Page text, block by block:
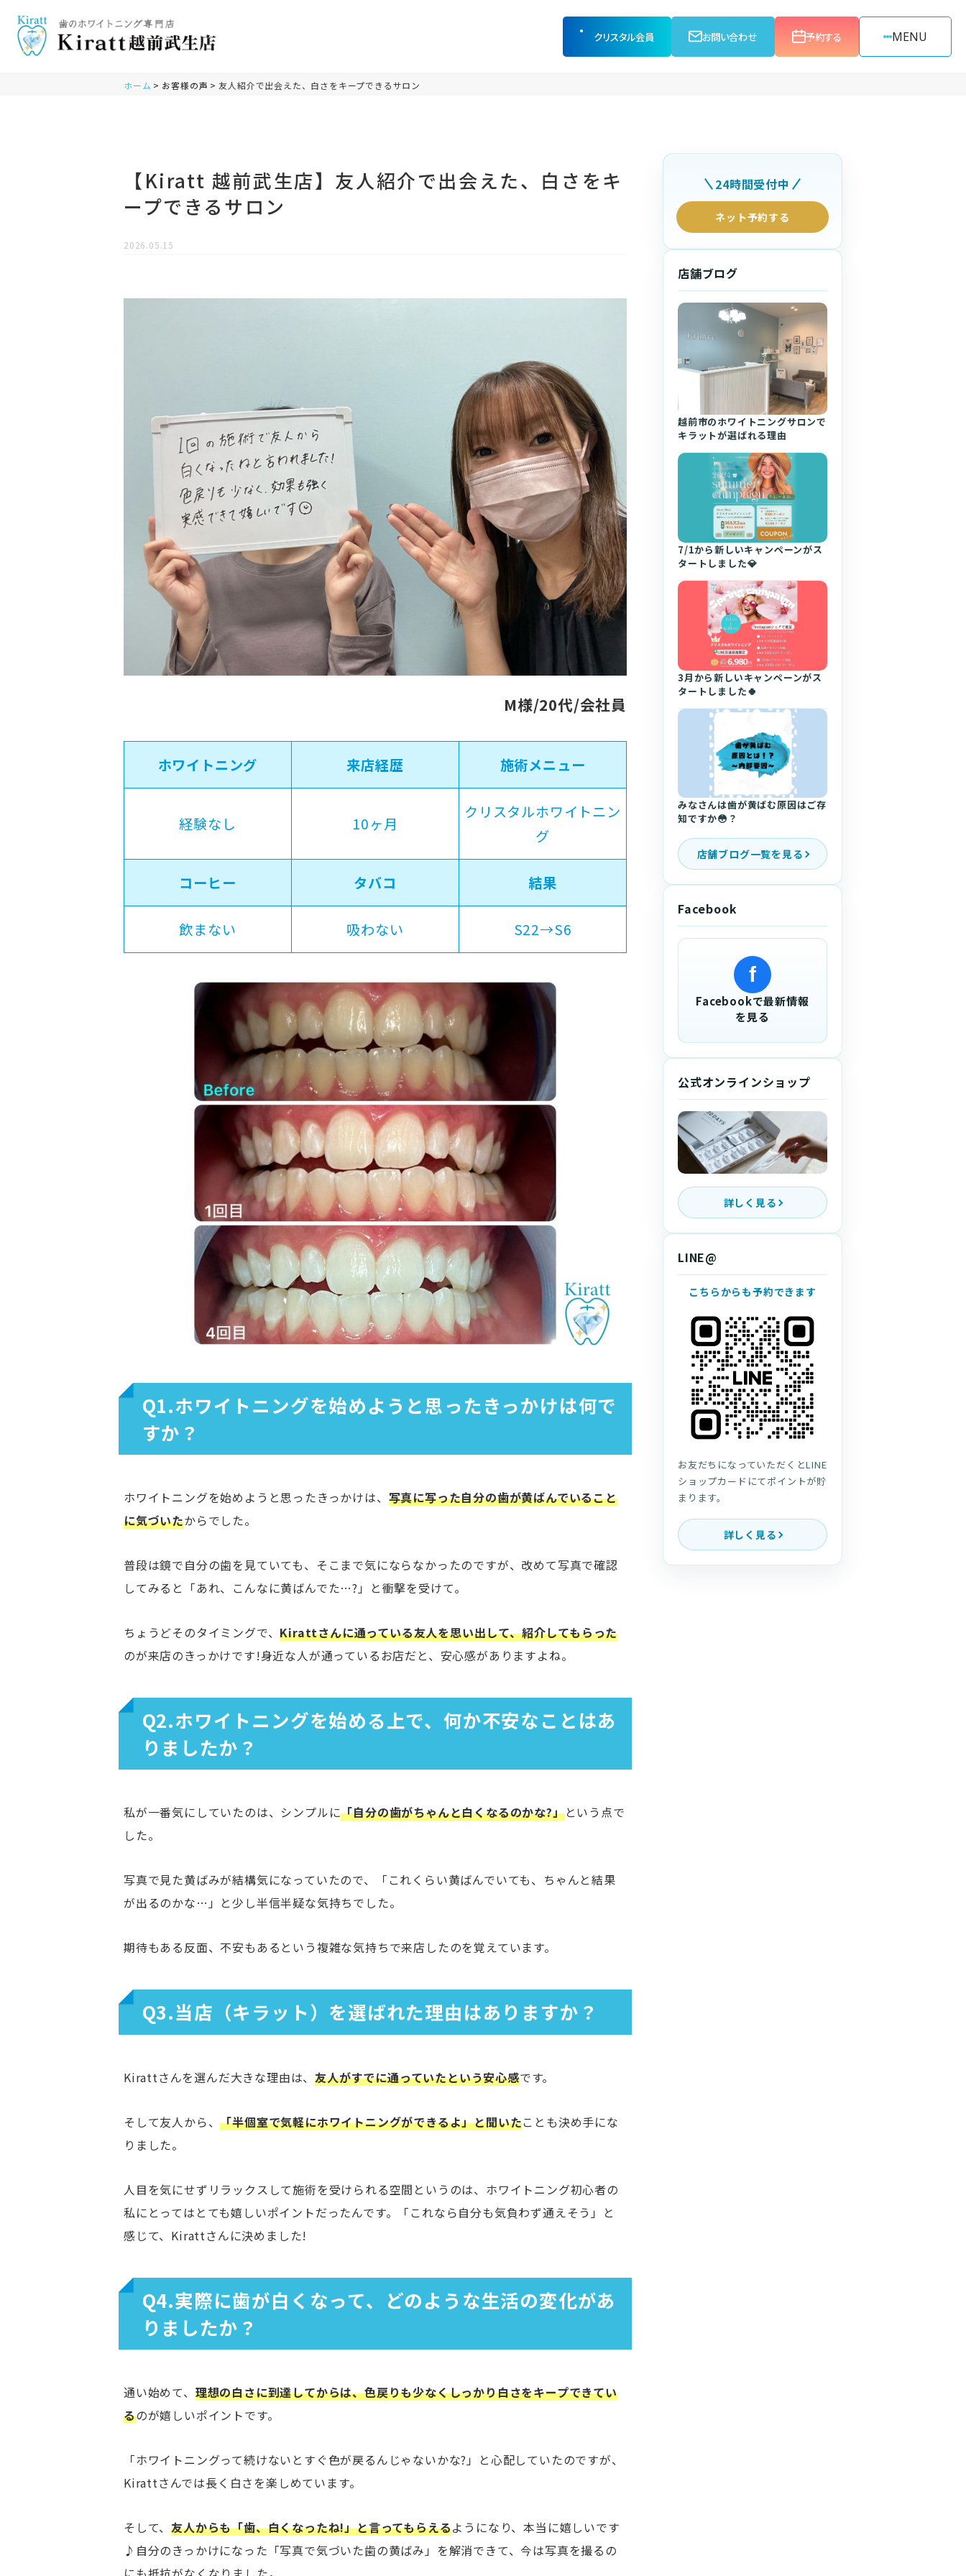
クリスタル会員 お問い合わせ 予約する MENU
ホーム お客様の声 友人紹介で出会えた、白さをキープできるサロン
【Kiratt 越前武生店】友人紹介で出会えた、白さをキ
ープできるサロン
2026.05.15
M様/20代/会社員
ホワイトニング 来店経歴 施術メニュー
経験なし 10ヶ月
クリスタルホワイトニン
グ
コーヒー タバコ 結果
飲まない 吸わない S22→S6
Q1.ホワイトニングを始めようと思ったきっかけは何で
すか？
ホワイトニングを始めようと思ったきっかけは、 写真に写った自分の歯が黄ばんでいること
に気づいたからでした。
普段は鏡で自分の歯を見ていても、そこまで気にならなかったのですが、改めて写真で確認
してみると「あれ、こんなに黄ばんでた…?」と衝撃を受けて。
ちょうどそのタイミングで、Kirattさんに通っている友人を思い出して、紹介してもらった
のが来店のきっかけです!身近な人が通っているお店だと、安心感がありますよね。
Q2.ホワイトニングを始める上で、何か不安なことはあ
りましたか？
私が一番気にしていたのは、シンプルに「自分の歯がちゃんと白くなるのかな?」という点で
した。
写真で見た黄ばみが結構気になっていたので、「これくらい黄ばんでいても、ちゃんと結果
が出るのかな…」と少し半信半疑な気持ちでした。
期待もある反面、不安もあるという複雑な気持ちで来店したのを覚えています。
Q3.当店（キラット）を選ばれた理由はありますか？
Kirattさんを選んだ大きな理由は、友人がすでに通っていたという安心感です。
そして友人から、「半個室で気軽にホワイトニングができるよ」と聞いたことも決め手にな
りました。
人目を気にせずリラックスして施術を受けられる空間というのは、ホワイトニング初心者の
私にとってはとても嬉しいポイントだったんです。「これなら自分も気負わず通えそう」と
感じて、Kirattさんに決めました!
Q4.実際に歯が白くなって、どのような生活の変化があ
りましたか？
通い始めて、 理想の白さに到達してからは、色戻りも少なくしっかり白さをキープできてい
るのが嬉しいポイントです。
「ホワイトニングって続けないとすぐ色が戻るんじゃないかな?」と心配していたのですが、
Kirattさんでは長く白さを楽しめています。
そして、友人からも「歯、白くなったね!」と言ってもらえるようになり、本当に嬉しいです
♪自分のきっかけになった「写真で気づいた歯の黄ばみ」を解消できて、今は写真を撮るの
24時間受付中
ネット予約する
店舗ブログ
越前市のホワイトニングサロンで
キラットが選ばれる理由
7/1から新しいキャンペーンがス
タートしました💎
3月から新しいキャンペーンがス
タートしました🍀
みなさんは歯が黄ばむ原因はご存
知ですか😳？
店舗ブログ一覧を見る
Facebook
f
Facebookで最新情報
を見る
公式オンラインショップ
詳しく見る
LINE@
こちらからも予約できます
お友だちになっていただくとLINE
ショップカードにてポイントが貯
まります。
詳しく見る